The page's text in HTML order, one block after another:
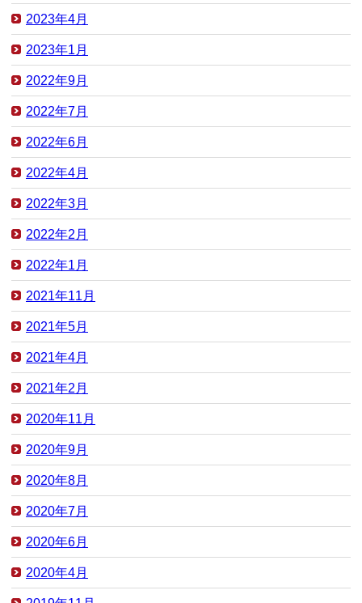
2023年4月
2023年1月
2022年9月
2022年7月
2022年6月
2022年4月
2022年3月
2022年2月
2022年1月
2021年11月
2021年5月
2021年4月
2021年2月
2020年11月
2020年9月
2020年8月
2020年7月
2020年6月
2020年4月